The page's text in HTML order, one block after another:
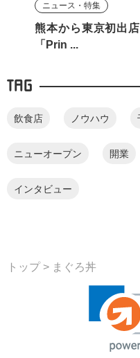
ニュース・特集
熊本から東京初出
「Prin ...
TAG
飲食店 ノウハウ
ニューオープン 開業
インタビュー
トップ> まぐろ丼